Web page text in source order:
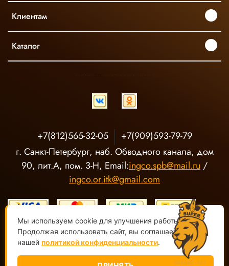
Клиентам
Каталог
+7(812)565-32-05
+7(909)593-79-79
г. Санкт-Петербург, наб. Обводного канала, дом
90, лит.А, пом. 3-Н, Email:ingco.spb@mail.ru /
ingco.or.itk@gmail.com
ООО "О-Р ИТК" Магазин электроинструмента INGCO ©2020-
Мы используем cookie для улучшения работы сайта.
Продолжая использовать сайт, вы соглашаетесь с
нашей политикой конфиденциальности.